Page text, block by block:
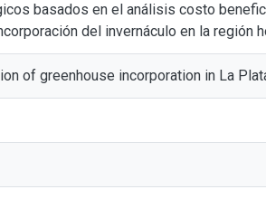
basados en el análisis costo
del invernáculo en la región
of greenhouse incorporation in La